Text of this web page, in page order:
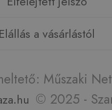
Elállás a vásárlástól
Műszaki
© 2025 -